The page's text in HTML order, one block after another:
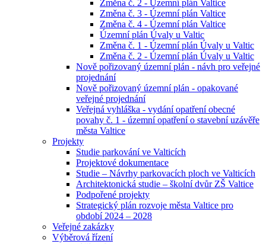
Změna č. 2 - Územní plán Valtice
Změna č. 3 - Územní plán Valtice
Změna č. 4 - Územní plán Valtice
Územní plán Úvaly u Valtic
Změna č. 1 - Územní plán Úvaly u Valtic
Změna č. 2 - Územní plán Úvaly u Valtic
Nově pořizovaný územní plán - návh pro veřejné
projednání
Nově pořizovaný územní plán - opakované
veřejné projednání
Veřejná vyhláška - vydání opatření obecné
povahy č. 1 - územní opatření o stavební uzávěře
města Valtice
Projekty
Studie parkování ve Valticích
Projektové dokumentace
Studie – Návrhy parkovacích ploch ve Valticích
Architektonická studie – školní dvůr ZŠ Valtice
Podpořené projekty
Strategický plán rozvoje města Valtice pro
období 2024 – 2028
Veřejné zakázky
Výběrová řízení